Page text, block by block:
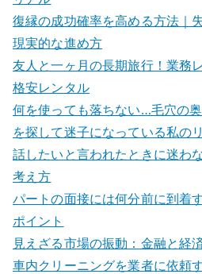
復縁の成功確率を高める方法｜
現実的な進め方
友人と一ヶ月の長期旅行！業務
格安レンタル
何を使っても落ちない…毛穴の
を探して迷子になっている私の
話したいと言われたときに迷わ
考え方
パートの面接には何分前に到着
ポイント
見えざる市場の振動：金融と経
車内クリーニングを業者に依頼